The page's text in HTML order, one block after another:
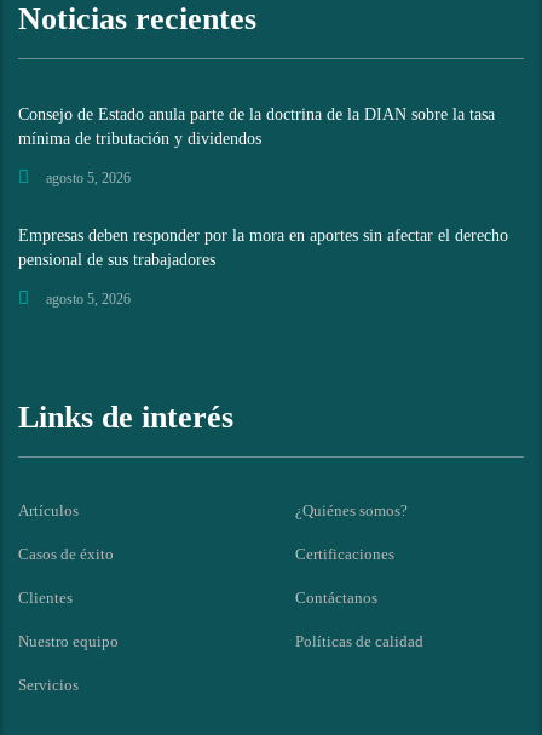
Noticias recientes
Consejo de Estado anula parte de la doctrina de la DIAN sobre la tasa
mínima de tributación y dividendos
agosto 5, 2026
Empresas deben responder por la mora en aportes sin afectar el derecho
pensional de sus trabajadores
agosto 5, 2026
Links de interés
Artículos ¿Quiénes somos?
Casos de éxito Certificaciones
Clientes Contáctanos
Nuestro equipo Políticas de calidad
Servicios